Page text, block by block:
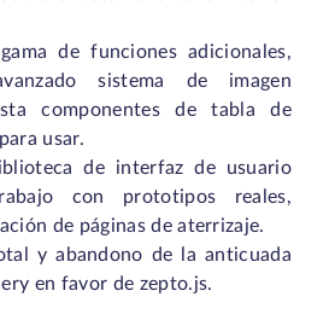
de funciones adicionales,
sistema de imagen
componentes de tabla de
usar.
de interfaz de usuario
con prototipos reales,
de páginas de aterrizaje.
y abandono de la anticuada
en favor de zepto.js.